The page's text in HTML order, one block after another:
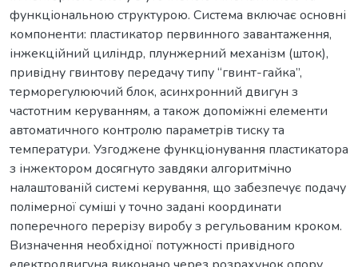
функціональною структурою. Система включає основні
компоненти: пластикатор первинного завантаження,
інжекційний циліндр, плунжерний механізм (шток),
привідну гвинтову передачу типу “гвинт-гайка”,
терморегулюючий блок, асинхронний двигун з
частотним керуванням, а також допоміжні елементи
автоматичного контролю параметрів тиску та
температури. Узгоджене функціонування пластикатора
з інжектором досягнуто завдяки алгоритмічно
налаштованій системі керування, що забезпечує подачу
полімерної суміші у точно задані координати
поперечного перерізу виробу з регульованим кроком.
Визначення необхідної потужності привідного